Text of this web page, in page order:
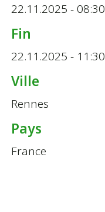
22.11.2025 - 08:30
Fin
22.11.2025 - 11:30
Ville
Rennes
Pays
France